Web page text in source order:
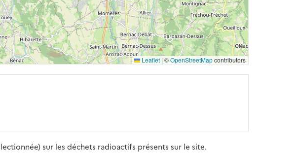
Leaflet | ©OpenStreetMapcontributors
sur les déchets radioactifs présents sur le site.